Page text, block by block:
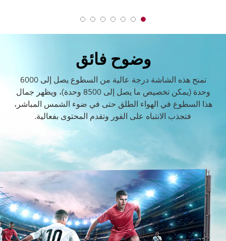
1
o
7
2
o
7
3
o
7
4
o
7
5
o
7
6
o
7
7
o
7
وضوح فائق
تمنح هذه الشاشة درجة عالية من السطوع يصل إلى 6000
وحدة (يمكن تخصيص ما يصل إلى 8500 وحدة)، ويظهر جمال
هذا السطوع في الهواء الطلق حتى في ضوء الشمس المباشر،
فتجذب الانتباه على الفور وتقدم المحتوى بفعالية.